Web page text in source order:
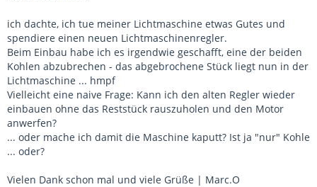
ich dachte, ich tue meiner Lichtmaschine etwas Gutes und
spendiere einen neuen Lichtmaschinenregler.
Beim Einbau habe ich es irgendwie geschafft, eine der beiden
Kohlen abzubrechen - das abgebrochene Stück liegt nun in der
Lichtmaschine ... hmpf
Vielleicht eine naive Frage: Kann ich den alten Regler wieder
einbauen ohne das Reststück rauszuholen und den Motor
anwerfen?
... oder mache ich damit die Maschine kaputt? Ist ja "nur" Kohle
... oder?
Vielen Dank schon mal und viele Grüße | Marc.O